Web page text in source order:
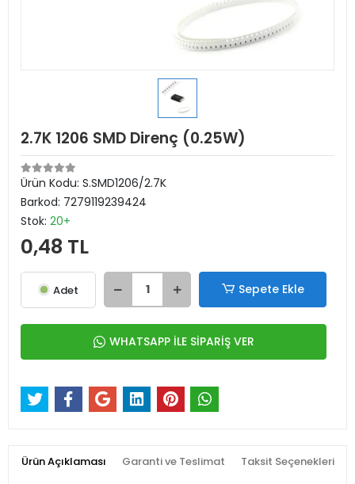
2.7K 1206 SMD Direnç (0.25W)
Ürün Kodu: S.SMD1206/2.7K
Barkod: 7279119239424
Stok: 20+
0,48 TL
Adet Sepete Ekle
WHATSAPP İLE SİPARİŞ VER
Ürün Açıklaması Garanti ve Teslimat Taksit Seçenekleri